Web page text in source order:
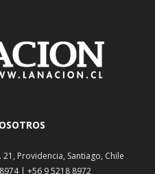
Providencia, Santiago, Chile
| +56 9 5218 8972